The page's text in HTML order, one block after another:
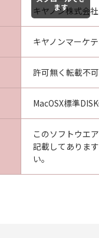
キヤノン株式会社
キヤノンマーケ
許可無く転載不可
MacOSX標準
このソフトウエ
記載してありま
い。
ます